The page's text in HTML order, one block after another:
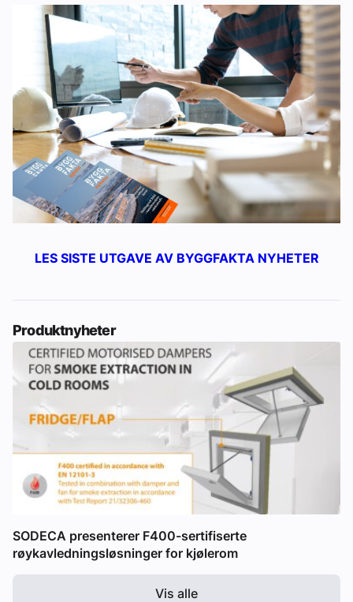
LES SISTE UTGAVE AV BYGGFAKTA NYHETER
Produktnyheter
SODECA presenterer F400-sertifiserte
røykavledningsløsninger for kjølerom
Vis alle